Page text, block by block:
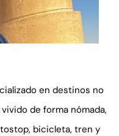
en destinos no
de forma nómada,
bicicleta, tren y